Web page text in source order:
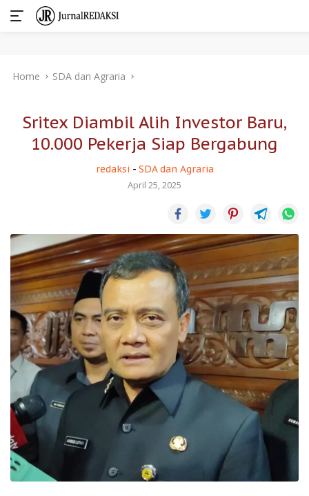
Home SDA dan Agraria
Sritex Diambil Alih Investor Baru,
10.000 Pekerja Siap Bergabung
redaksi - SDA dan Agraria
April 25, 2025